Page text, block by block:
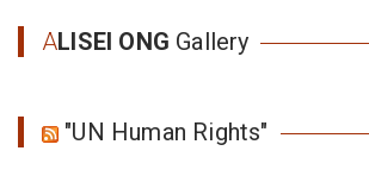
ALISEI ONG Gallery
"UN Human Rights"